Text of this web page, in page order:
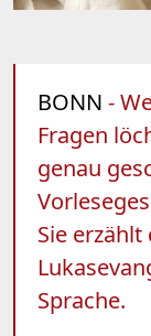
BONN -
Fragen
genau
Sie erzählt
Sprache.